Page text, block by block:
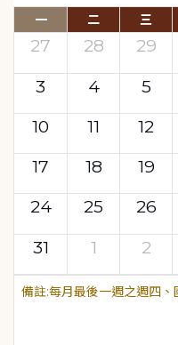
一 二 三
27 28 29
3
4 5
10
11 12
17
18 19
24
25 26
31
1 2
每月最後一週之週四、